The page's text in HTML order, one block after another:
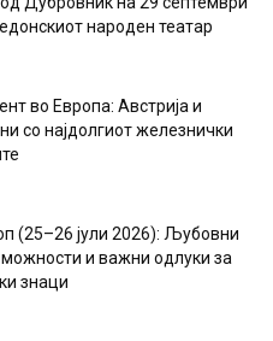
народен театар
во Европа: Австрија и
со најдолгиот железнички
(25–26 јули 2026): Љубовни
и важни одлуки за
знаци